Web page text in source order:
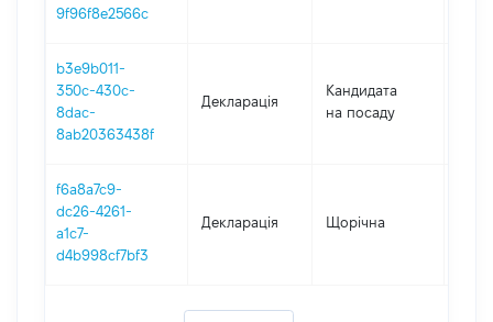
9f96f8e2566c
b3e9b011-
350c-430c-
8dac-
8ab20363438f
Декларація
Кандидата
на посаду
f6a8a7c9-
dc26-4261-
a1c7-
d4b998cf7bf3
Декларація Щорічна